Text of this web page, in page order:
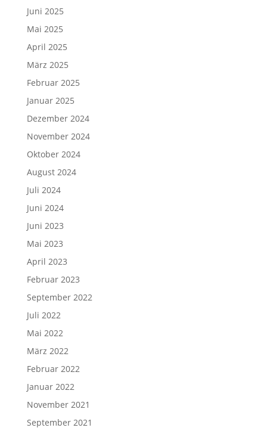
Juni 2025
Mai 2025
April 2025
März 2025
Februar 2025
Januar 2025
Dezember 2024
November 2024
Oktober 2024
August 2024
Juli 2024
Juni 2024
Juni 2023
Mai 2023
April 2023
Februar 2023
September 2022
Juli 2022
Mai 2022
März 2022
Februar 2022
Januar 2022
November 2021
September 2021